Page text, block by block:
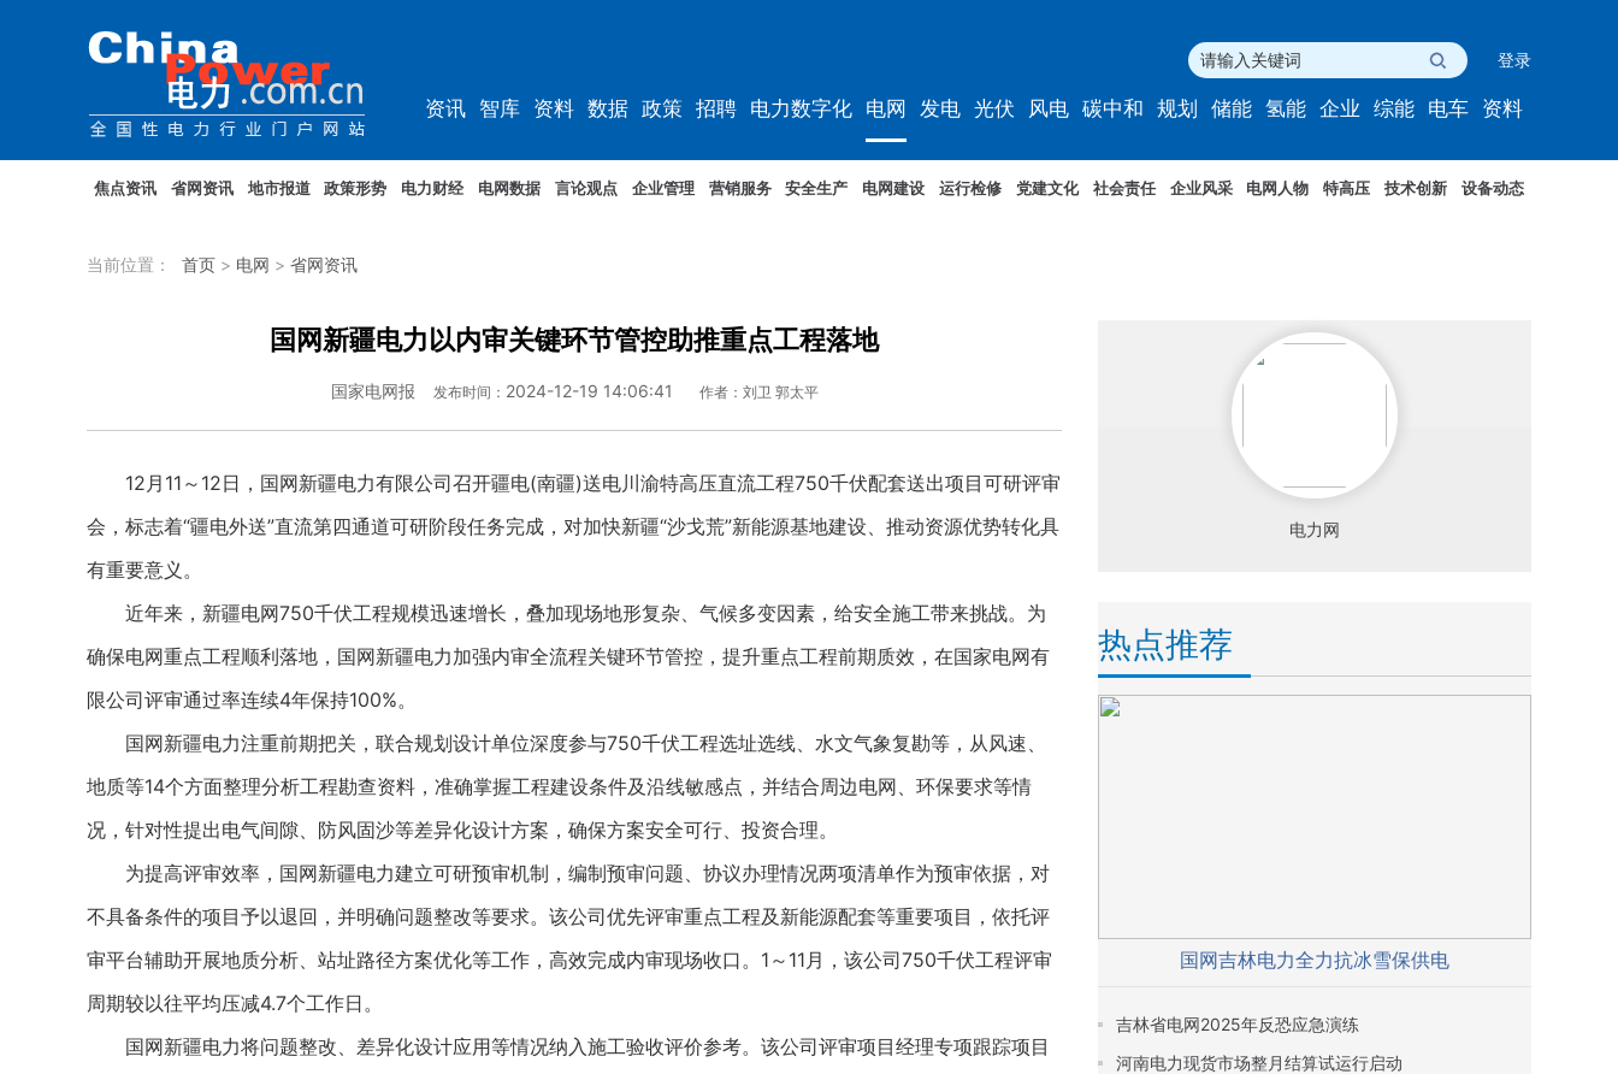
登录
资讯 智库 资料 数据 政策 招聘 电力数字化 电网 发电 光伏 风电 碳中和 规划 储能 氢能 企业 综能 电车 资料
焦点资讯 省网资讯 地市报道 政策形势 电力财经 电网数据 言论观点 企业管理 营销服务 安全生产 电网建设 运行检修 党建文化 社会责任 企业风采 电网人物 特高压 技术创新 设备动态
当前位置： 首页 > 电网 > 省网资讯
国网新疆电力以内审关键环节管控助推重点工程落地
国家电网报 发布时间： 2024-12-19 14:06:41 作者：刘卫 郭太平
12月11～12日，国网新疆电力有限公司召开疆电(南疆)送电川渝特高压直流工程750千伏配套送出项目可研评审
会，标志着“疆电外送”直流第四通道可研阶段任务完成，对加快新疆“沙戈荒”新能源基地建设、推动资源优势转化具
有重要意义。
近年来，新疆电网750千伏工程规模迅速增长，叠加现场地形复杂、气候多变因素，给安全施工带来挑战。为
确保电网重点工程顺利落地，国网新疆电力加强内审全流程关键环节管控，提升重点工程前期质效，在国家电网有
限公司评审通过率连续4年保持100%。
国网新疆电力注重前期把关，联合规划设计单位深度参与750千伏工程选址选线、水文气象复勘等，从风速、
地质等14个方面整理分析工程勘查资料，准确掌握工程建设条件及沿线敏感点，并结合周边电网、环保要求等情
况，针对性提出电气间隙、防风固沙等差异化设计方案，确保方案安全可行、投资合理。
为提高评审效率，国网新疆电力建立可研预审机制，编制预审问题、协议办理情况两项清单作为预审依据，对
不具备条件的项目予以退回，并明确问题整改等要求。该公司优先评审重点工程及新能源配套等重要项目，依托评
审平台辅助开展地质分析、站址路径方案优化等工作，高效完成内审现场收口。1～11月，该公司750千伏工程评审
周期较以往平均压减4.7个工作日。
国网新疆电力将问题整改、差异化设计应用等情况纳入施工验收评价参考。该公司评审项目经理专项跟踪项目
电力网
热点推荐
国网吉林电力全力抗冰雪保供电
吉林省电网2025年反恐应急演练
河南电力现货市场整月结算试运行启动